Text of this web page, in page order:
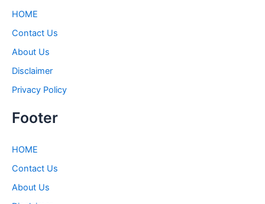
HOME
Contact Us
About Us
Disclaimer
Privacy Policy
Footer
HOME
Contact Us
About Us